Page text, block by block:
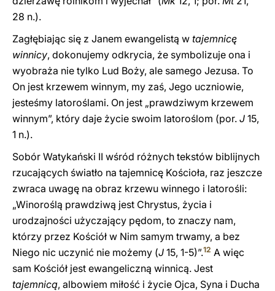
28 n.).
Zagłębiając się z Janem ewangelistą w tajemnicę
winnicy, dokonujemy odkrycia, że symbolizuje ona i
wyobraża nie tylko Lud Boży, ale samego Jezusa. To
On jest krzewem winnym, my zaś, Jego uczniowie,
jesteśmy latoroślami. On jest „prawdziwym krzewem
winnym”, który daje życie swoim latoroślom (por. J 15,
1 n.).
Sobór Watykański II wśród różnych tekstów biblijnych
rzucających światło na tajemnicę Kościoła, raz jeszcze
zwraca uwagę na obraz krzewu winnego i latorośli:
„Winoroślą prawdziwą jest Chrystus, życia i
urodzajności użyczający pędom, to znaczy nam,
którzy przez Kościół w Nim samym trwamy, a bez
Niego nic uczynić nie możemy (J 15, 1-5)”.12 A więc
sam Kościół jest ewangeliczną winnicą. Jest
tajemnicą, albowiem miłość i życie Ojca, Syna i Ducha